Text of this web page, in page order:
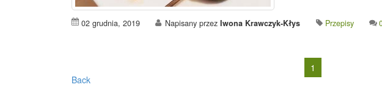
02 grudnia, 2019 Napisany przez Iwona Krawczyk-Kłys Przepisy
1
Back